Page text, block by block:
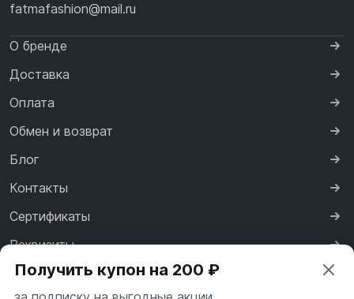
fatmafashion@mail.ru
О бренде
Доставка
Оплата
Обмен и возврат
Блог
Контакты
Сертификаты
Реквизиты
Договор оферты
Получить купон на 200 ₽